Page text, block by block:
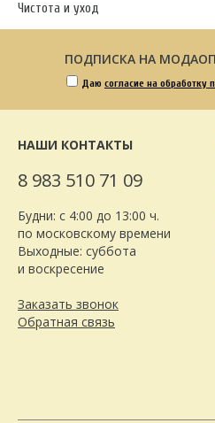
Чистота и уход
ПОДПИСКА НА
Даю согласие на обработку
НАШИ КОНТАКТЫ
8 983 510 71 09
Будни: с 4:00 до 13:00 ч.
по московскому времени
Выходные: суббота
и воскресение
Заказать звонок
Обратная связь